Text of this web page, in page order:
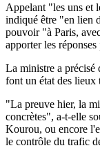
Appelant "les uns et
indiqué être "en lien
pouvoir "à Paris,
apporter les réponses
La ministre a précisé
font un état des lieux
"La preuve hier, la
concrètes", a-t-elle
Kourou, ou encore
le contrôle du trafic